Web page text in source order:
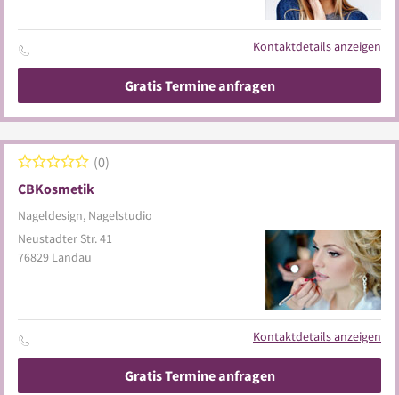
Kontaktdetails anzeigen
Gratis Termine anfragen
CBKosmetik
Nageldesign, Nagelstudio
0
Neustadter Str. 41
76829 Landau
Kontaktdetails anzeigen
Gratis Termine anfragen